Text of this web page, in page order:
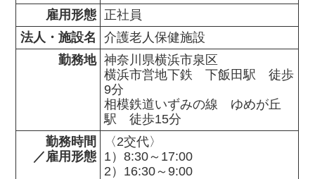
雇用形態 正社員
法人・施設名
介護老人保健施設
勤務地 神奈川県横浜市泉区
横浜市営地下鉄　下飯田駅　徒歩
9分
相模鉄道いずみの線　ゆめが丘
駅　徒歩15分
勤務時間
／雇用形態
〈2交代〉
1）8:30～17:00
2）16:30～9:00